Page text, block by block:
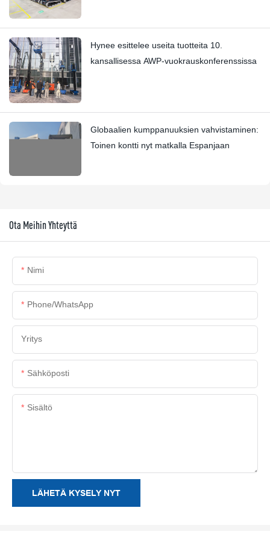
Hynee esittelee useita tuotteita 10.
kansallisessa AWP-vuokrauskonferenssissa
Globaalien kumppanuuksien vahvistaminen:
Toinen kontti nyt matkalla Espanjaan
Ota Meihin Yhteyttä
Nimi
Phone/whatsApp
Yritys
Sähköposti
Sisältö
LÄHETÄ KYSELY NYT